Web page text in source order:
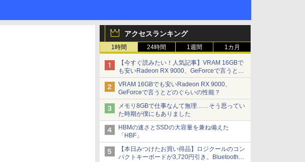
アクセスランキング
1時間 24時間 1週間 1カ月
【今すぐ読みたい！人気記事】VRAM 16GBで
も安いRadeon RX 9000、GeForceで言うとど
のぐらいの性能？ - PC Watch
VRAM 16GBでも安いRadeon RX 9000、
GeForceで言うとどのぐらいの性能？
メモリ8GBで仕事なんて無理……そう思ってい
た時期が僕にもありました
HBMの速さとSSDの大容量を兼ね備えた
「HBF」
【本日みつけたお買い得品】ロジクールのコン
パクトキーボードが3,720円引き。Bluetoothで3